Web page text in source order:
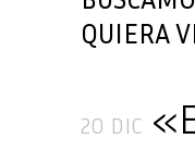
QUIERA
20 DIC